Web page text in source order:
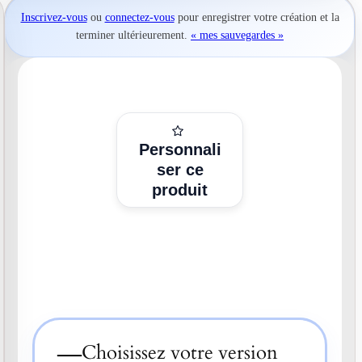
Inscrivez-vousou connectez-vouspour enregistrer votre création et la
terminer ultérieurement. « mes sauvegardes »
Personnali
ser ce
produit
—Choisissez votre version